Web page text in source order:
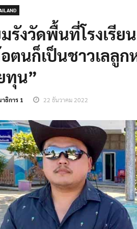
มรังวัดพื้นที่โรงเรีย
ตนก็เป็นชาวเลลูก
ทุน”
ธิการ 1 22 ธันวาคม 2022